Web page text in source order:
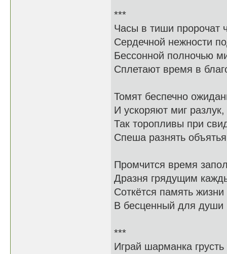
***
Часы в тиши пророчат
Сердечной нежности
Бессонной полночью
Сплетают время в
Томят беспечно
И ускоряют миг разлук,
Так торопливы при
Спеша разнять
Промчится время
Дразня грядущим
Соткётся память
В бесценный для души
***
Играй шарманка